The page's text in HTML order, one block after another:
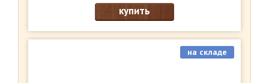
купить
на складе